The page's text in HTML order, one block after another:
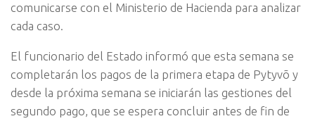
comunicarse con el Ministerio de Hacienda para analizar
cada caso.
El funcionario del Estado informó que esta semana se
completarán los pagos de la primera etapa de Pytyvõ y
desde la próxima semana se iniciarán las gestiones del
segundo pago, que se espera concluir antes de fin de